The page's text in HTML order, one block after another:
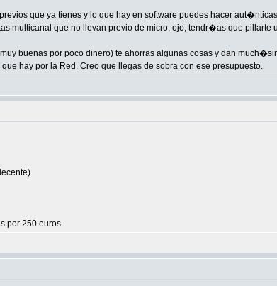
que ya tienes y lo que hay en software puedes hacer
multicanal que no llevan previo de micro, ojo, tendr�as que pillarte
buenas por poco dinero) te ahorras algunas cosas y dan
hay por la Red. Creo que llegas de sobra con ese presupuesto.
por 250 euros.